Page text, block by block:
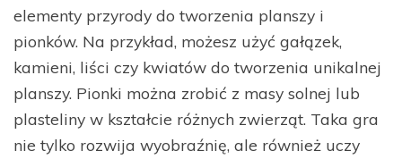
elementy przyrody do tworzenia planszy i
pionków. Na przykład, możesz użyć gałązek,
kamieni, liści czy kwiatów do tworzenia unikalnej
planszy. Pionki można zrobić z masy solnej lub
plasteliny w kształcie różnych zwierząt. Taka gra
nie tylko rozwija wyobraźnię, ale również uczy